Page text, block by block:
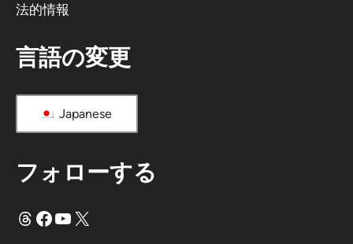
法的情報
言語の変更
Japanese
フォローする
スレッド フェイスブックユーチューブX